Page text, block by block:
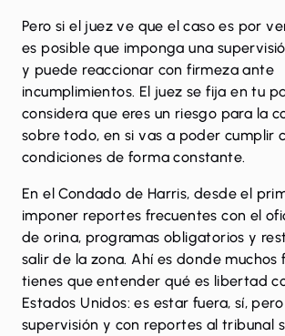
Pero si el juez ve que el caso es por
es posible que imponga una
y puede reaccionar con firmeza ante
incumplimientos. El juez se fija en tu
considera que eres un riesgo para la
sobre todo, en si vas a poder cumplir
condiciones de forma constante.
En el Condado de Harris, desde el
imponer reportes frecuentes con el
de orina, programas obligatorios y
salir de la zona. Ahí es donde muchos
tienes que entender qué es libertad
Estados Unidos: es estar fuera, sí,
supervisión y con reportes al tribunal